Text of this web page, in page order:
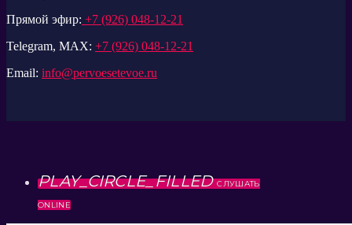
Прямой эфир: +7 (926) 048-12-21
Telegram, MAX: +7 (926) 048-12-21
Email: info@pervoesetevoe.ru
PLAY_CIRCLE_FILLED СЛУШАТЬ
ONLINE